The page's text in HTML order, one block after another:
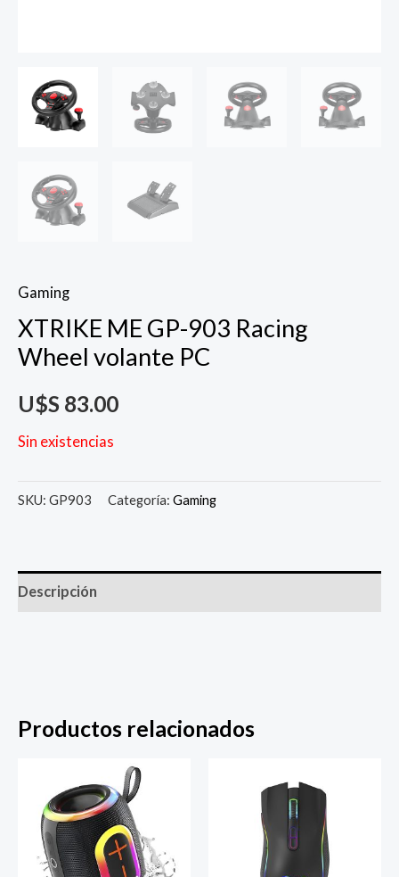
Gaming
XTRIKE ME GP-903 Racing
Wheel volante PC
U$S 83.00
Sin existencias
SKU: GP903 Categoría: Gaming
Descripción
Productos relacionados